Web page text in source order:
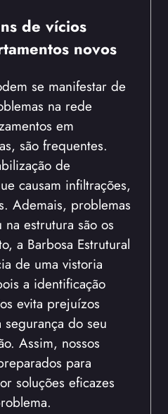
de vícios
novos
se manifestar de
na rede
em
são frequentes.
de
causam infiltrações,
Ademais, problemas
estrutura são os
a Barbosa Estrutural
de uma vistoria
a identificação
evita prejuízos
do seu
Assim, nossos
para
soluções eficazes